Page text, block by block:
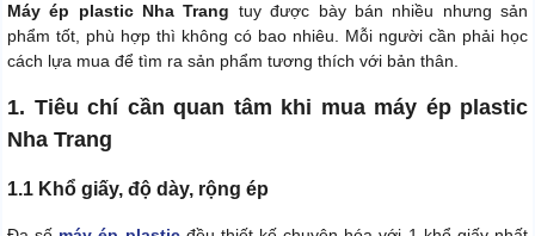
Máy ép plastic Nha Trang tuy được bày bán nhiều nhưng sản
phẩm tốt, phù hợp thì không có bao nhiêu. Mỗi người cần phải học
cách lựa mua để tìm ra sản phẩm tương thích với bản thân.
1. Tiêu chí cần quan tâm khi mua máy ép plastic
Nha Trang
1.1 Khổ giấy, độ dày, rộng ép